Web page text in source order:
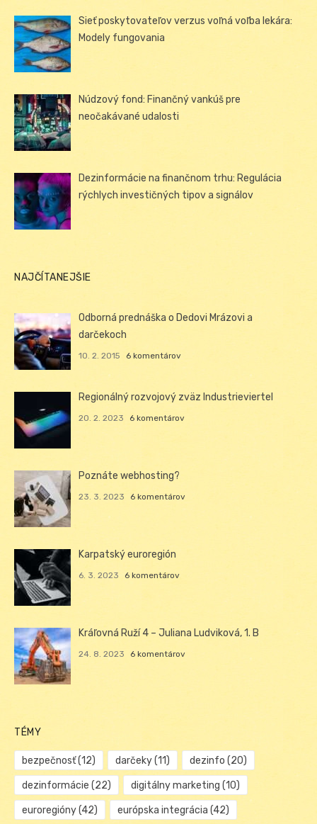
Sieť poskytovateľov verzus voľná voľba lekára:
Modely fungovania
Núdzový fond: Finančný vankúš pre
neočakávané udalosti
Dezinformácie na finančnom trhu: Regulácia
rýchlych investičných tipov a signálov
NAJČÍTANEJŠIE
Odborná prednáška o Dedovi Mrázovi a
darčekoch
10. 2. 2015 6 komentárov
Regionálný rozvojový zväz Industrieviertel
20. 2. 2023 6 komentárov
Poznáte webhosting?
23. 3. 2023 6 komentárov
Karpatský euroregión
6. 3. 2023 6 komentárov
Kráľovná Ruží 4 – Juliana Ludviková, 1. B
24. 8. 2023 6 komentárov
TÉMY
bezpečnosť(12) darčeky(11) dezinfo (20)
dezinformácie (22) digitálny marketing (10)
euroregióny(42) európska integrácia (42)